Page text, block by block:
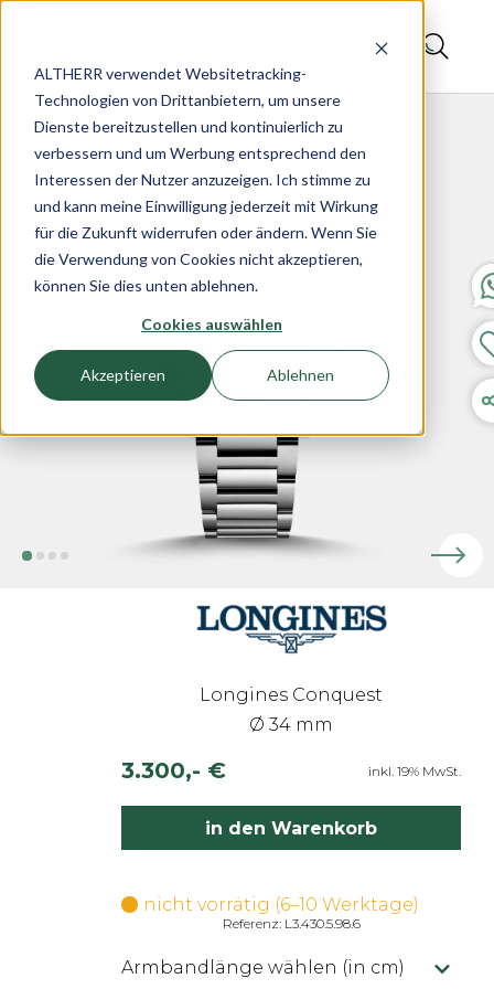
ALTHERR verwendet Websitetracking-
Technologien von Drittanbietern, um unsere
Dienste bereitzustellen und kontinuierlich zu
verbessern und um Werbung entsprechend den
Interessen der Nutzer anzuzeigen. Ich stimme zu
und kann meine Einwilligung jederzeit mit Wirkung
für die Zukunft widerrufen oder ändern. Wenn Sie
die Verwendung von Cookies nicht akzeptieren,
können Sie dies unten ablehnen.
Cookies auswählen
Akzeptieren Ablehnen
Longines Conquest
Ø 34 mm
3.300,- € inkl. 19% MwSt.
in den Warenkorb
nicht vorrätig (6–10 Werktage)
Referenz: L3.430.5.98.6
Armbandlänge wählen (in cm)